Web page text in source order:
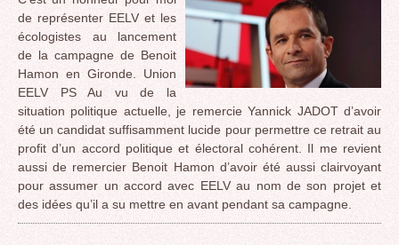
de représenter EELV et les
écologistes au lancement
de la campagne de Benoit
Hamon en Gironde. Union
EELV PS Au vu de la
situation politique actuelle, je remercie Yannick JADOT d’avoir
été un candidat suffisamment lucide pour permettre ce retrait au
profit d’un accord politique et électoral cohérent. Il me revient
aussi de remercier Benoit Hamon d’avoir été aussi clairvoyant
pour assumer un accord avec EELV au nom de son projet et
des idées qu’il a su mettre en avant pendant sa campagne.